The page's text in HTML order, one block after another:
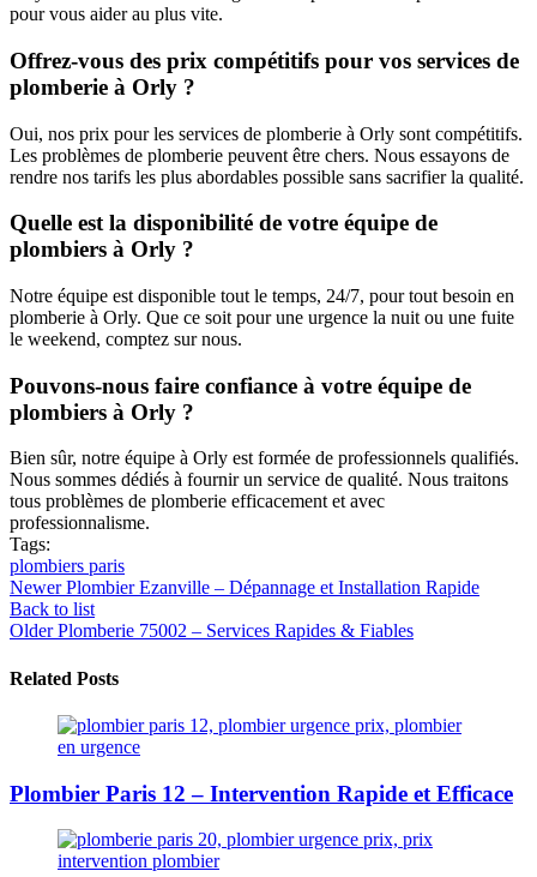
pour vous aider au plus vite.
Offrez-vous des prix compétitifs pour vos services de
plomberie à Orly ?
Oui, nos prix pour les services de plomberie à Orly sont compétitifs.
Les problèmes de plomberie peuvent être chers. Nous essayons de
rendre nos tarifs les plus abordables possible sans sacrifier la qualité.
Quelle est la disponibilité de votre équipe de
plombiers à Orly ?
Notre équipe est disponible tout le temps, 24/7, pour tout besoin en
plomberie à Orly. Que ce soit pour une urgence la nuit ou une fuite
le weekend, comptez sur nous.
Pouvons-nous faire confiance à votre équipe de
plombiers à Orly ?
Bien sûr, notre équipe à Orly est formée de professionnels qualifiés.
Nous sommes dédiés à fournir un service de qualité. Nous traitons
tous problèmes de plomberie efficacement et avec
professionnalisme.
Tags:
plombiers paris
Newer Plombier Ezanville – Dépannage et Installation Rapide
Back to list
Older Plomberie 75002 – Services Rapides & Fiables
Related Posts
Plombier Paris 12 – Intervention Rapide et Efficace